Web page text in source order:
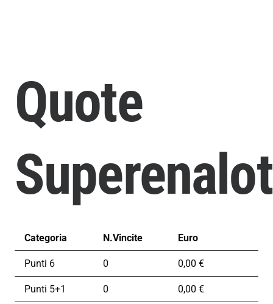
Quote
Categoria N.Vincite Euro
Punti 6 0 0,00 €
Punti 5+1 0 0,00 €